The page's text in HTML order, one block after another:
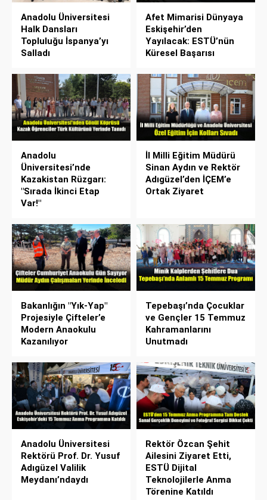
Anadolu Üniversitesi
Halk Dansları
Topluluğu İspanya’yı
Salladı
Afet Mimarisi Dünyaya
Eskişehir’den
Yayılacak: ESTÜ’nün
Küresel Başarısı
Anadolu
Üniversitesi’nde
Kazakistan Rüzgarı:
"Sırada İkinci Etap
Var!"
İl Milli Eğitim Müdürü
Sinan Aydın ve Rektör
Adıgüzel’den İÇEM’e
Ortak Ziyaret
Bakanlığın "Yık-Yap"
Projesiyle Çifteler’e
Modern Anaokulu
Kazanılıyor
Tepebaşı’nda Çocuklar
ve Gençler 15 Temmuz
Kahramanlarını
Unutmadı
Anadolu Üniversitesi
Rektörü Prof. Dr. Yusuf
Adıgüzel Valilik
Meydanı’ndaydı
Rektör Özcan Şehit
Ailesini Ziyaret Etti,
ESTÜ Dijital
Teknolojilerle Anma
Törenine Katıldı